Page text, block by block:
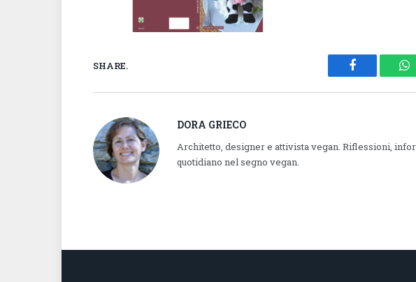
SHARE.
Facebook
DORA GRIECO
Architetto, designer e attivista vegan. Riflessioni,
quotidiano nel segno vegan.